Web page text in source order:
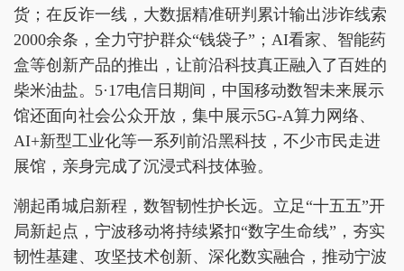
货；在反诈一线，大数据精准研判累计输出涉诈线索
2000余条，全力守护群众“钱袋子”；AI看家、智能药
盒等创新产品的推出，让前沿科技真正融入了百姓的
柴米油盐。5·17电信日期间，中国移动数智未来展示
馆还面向社会公众开放，集中展示5G-A算力网络、
AI+新型工业化等一系列前沿黑科技，不少市民走进
展馆，亲身完成了沉浸式科技体验。
潮起甬城启新程，数智韧性护长远。立足“十五五”开
局新起点，宁波移动将持续紧扣“数字生命线”，夯实
韧性基建、攻坚技术创新、深化数实融合，推动宁波